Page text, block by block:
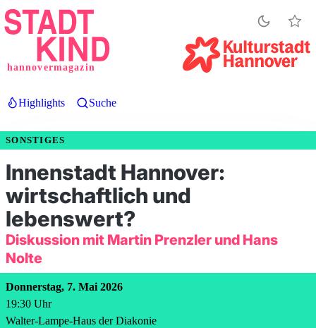
Direkt
zum
hannovermagazin
Highlights Suche
SONSTIGES
Innenstadt Hannover:
wirtschaftlich und
lebenswert?
Diskussion mit Martin Prenzler und Hans
Nolte
Donnerstag, 7. Mai 2026
19:30 Uhr
Walter-Lampe-Haus der Diakonie